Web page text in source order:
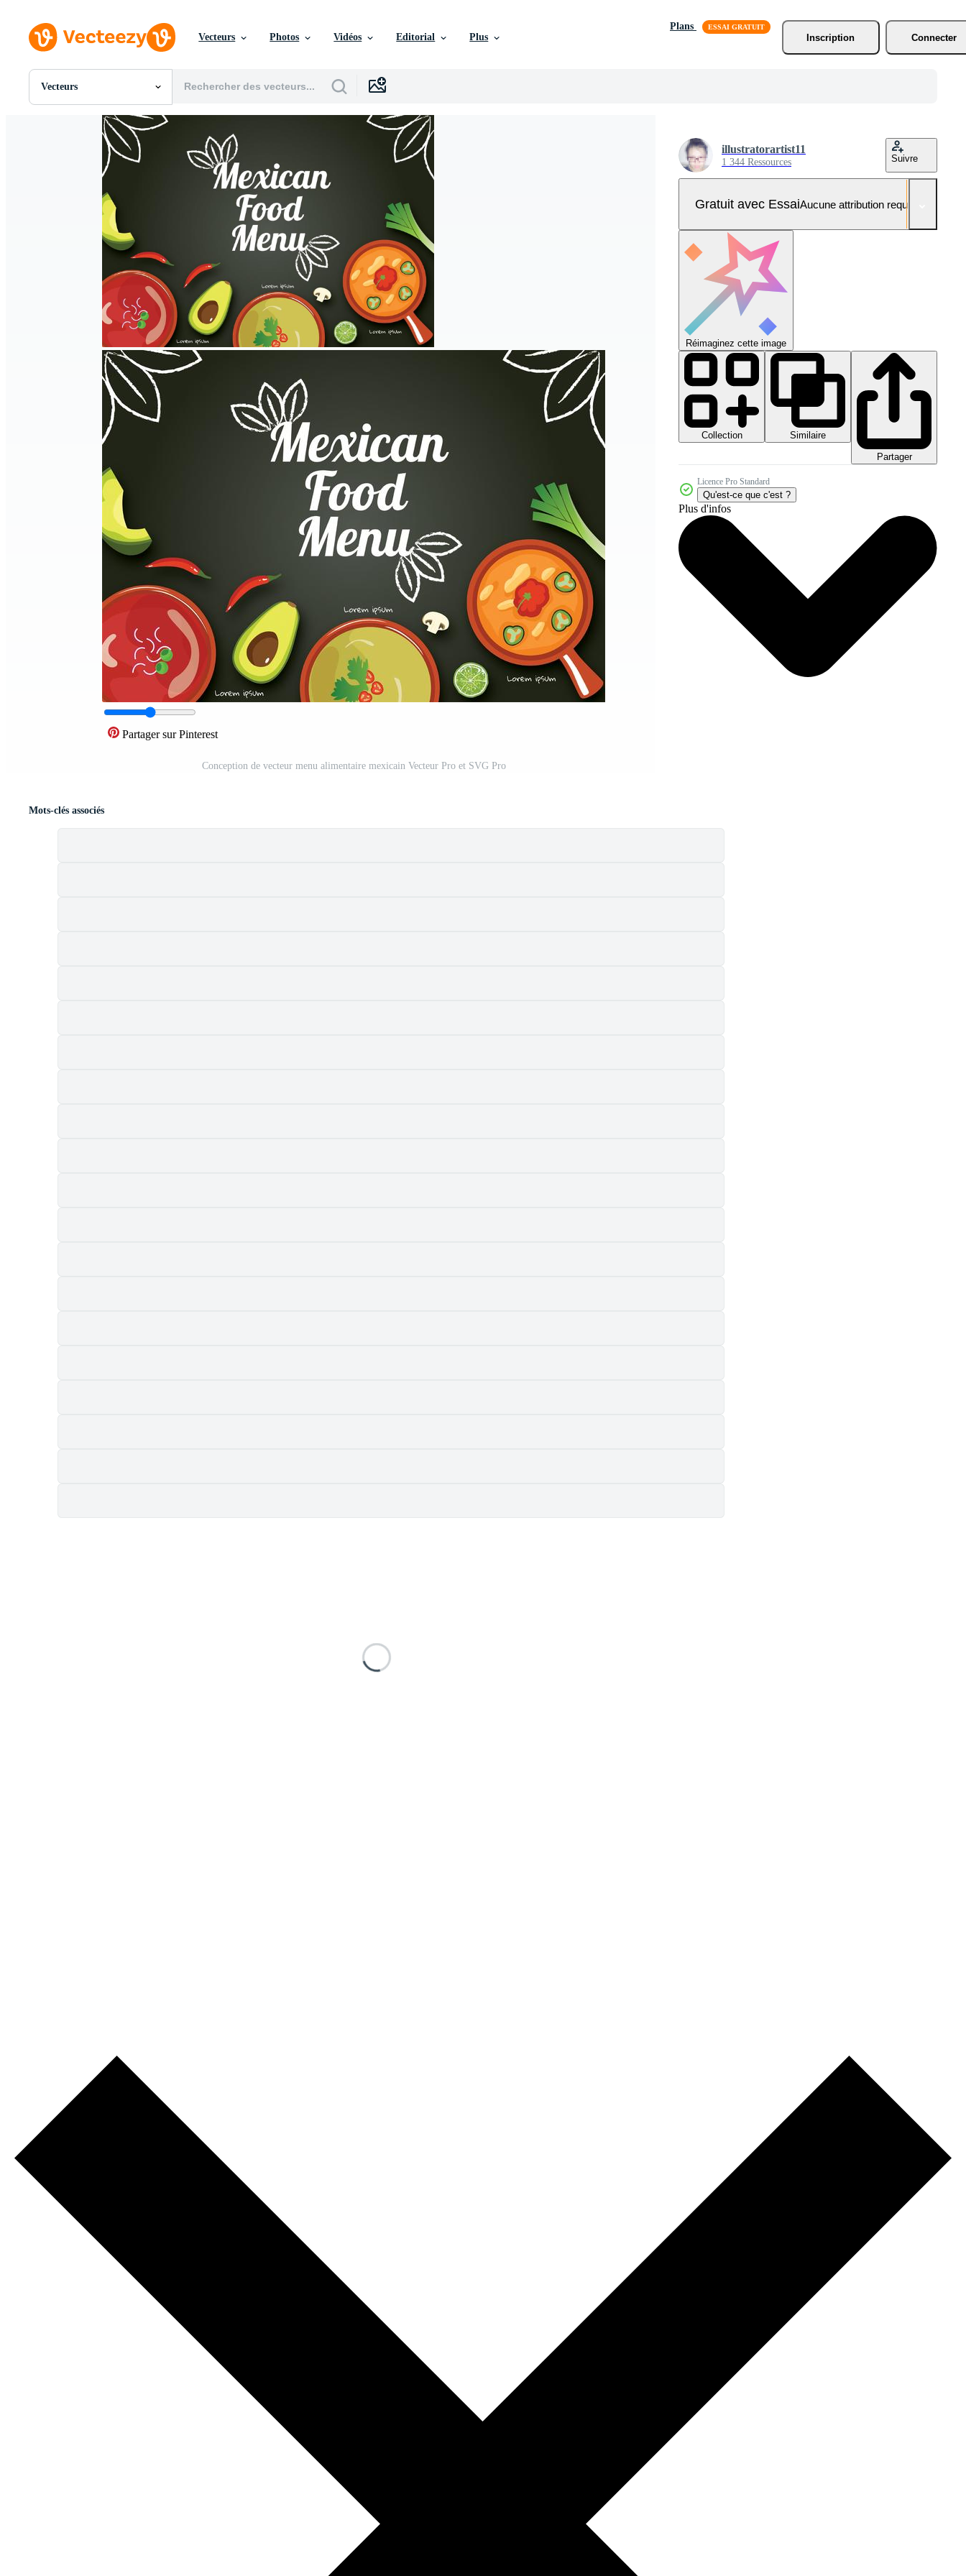
Vecteurs Photos Vidéos Editorial Plus
Plans
Inscription
Connecter
Vecteurs
Toutes Images
Motion graphics
Images Éditoriales
Événements Éditoriaux
Partager sur Pinterest
Conception de vecteur menu alimentaire mexicain Vecteur Pro et SVG Pro
illustratorartist11
1 344 Ressources Suivre
Gratuit avec EssaiAucune attribution requise
Réimaginez cette image
Collection
Similaire
Partager
Licence Pro Standard
Qu'est-ce que c'est ?
Plus d'infos
Mots-clés associés